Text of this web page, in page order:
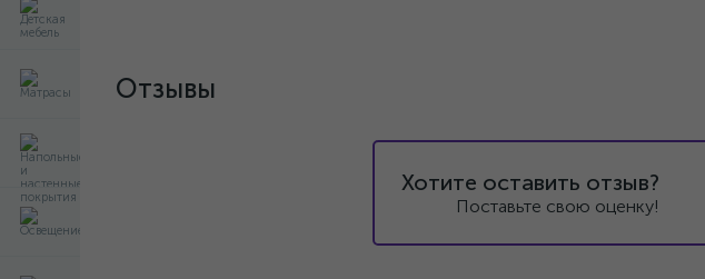
Отзывы
Хотите оставить отзыв?
Поставьте свою оценку!